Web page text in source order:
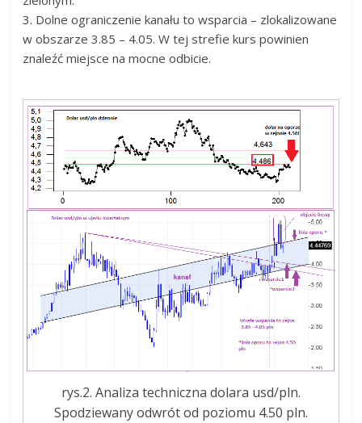
3. Dolne ograniczenie kanału to wsparcia – zlokalizowane
w obszarze 3.85 – 4.05. W tej strefie kurs powinien
znaleźć miejsce na mocne odbicie.
rys.2. Analiza techniczna dolara usd/pln.
Spodziewany odwrót od poziomu 4.50 pln.